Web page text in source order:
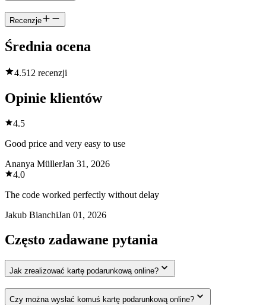
Recenzje
Średnia ocena
4.512 recenzji
Opinie klientów
4.5
Good price and very easy to use
Ananya MüllerJan 31, 2026
4.0
The code worked perfectly without delay
Jakub BianchiJan 01, 2026
Często zadawane pytania
Jak zrealizować kartę podarunkową online?
Czy można wysłać komuś kartę podarunkową online?